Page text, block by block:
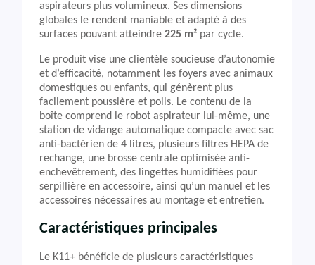
aspirateurs plus volumineux. Ses dimensions
globales le rendent maniable et adapté à des
surfaces pouvant atteindre 225 m² par cycle.
Le produit vise une clientèle soucieuse d’autonomie
et d’efficacité, notamment les foyers avec animaux
domestiques ou enfants, qui génèrent plus
facilement poussière et poils. Le contenu de la
boîte comprend le robot aspirateur lui-même, une
station de vidange automatique compacte avec sac
anti-bactérien de 4 litres, plusieurs filtres HEPA de
rechange, une brosse centrale optimisée anti-
enchevêtrement, des lingettes humidifiées pour
serpillière en accessoire, ainsi qu’un manuel et les
accessoires nécessaires au montage et entretien.
Caractéristiques principales
Le K11+ bénéficie de plusieurs caractéristiques